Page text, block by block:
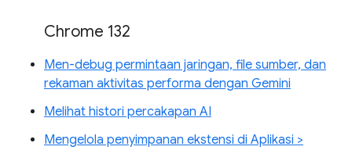
Chrome 132
Men-debug permintaan jaringan, file sumber, dan
rekaman aktivitas performa dengan Gemini
Melihat histori percakapan AI
Mengelola penyimpanan ekstensi di Aplikasi >